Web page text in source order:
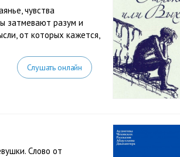
чувства
затмевают разум и
от которых кажется,
Слушать онлайн
Слово от